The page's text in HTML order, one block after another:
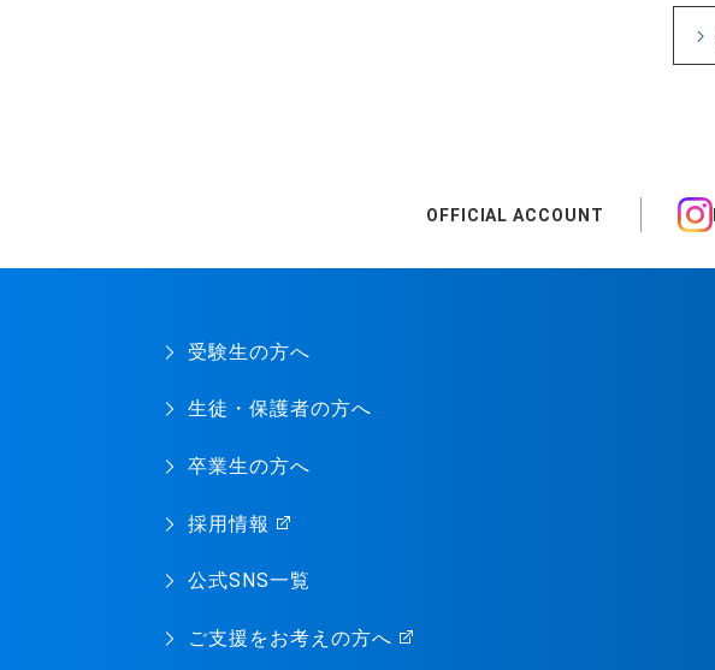
OFFICIAL ACCOUNT
受験生の方へ
生徒・保護者の方へ
卒業生の方へ
採用情報
公式SNS一覧
ご支援をお考えの方へ